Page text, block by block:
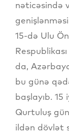
nəticəsində
15-də Ulu
da,
bu günə
başlayıb.
Qurtuluş
ildən dövlət